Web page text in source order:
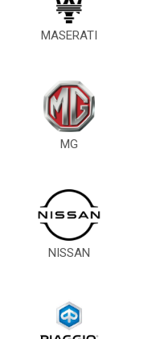
MASERATI
MG
NISSAN